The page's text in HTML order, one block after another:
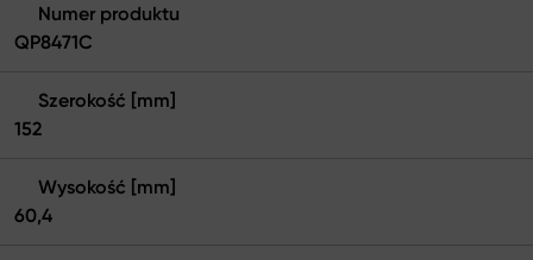
Numer produktu
QP8471C
Szerokość [mm]
152
Wysokość [mm]
60,4